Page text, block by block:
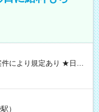
現金GET♪ お仕事後はコ
期間】試
）